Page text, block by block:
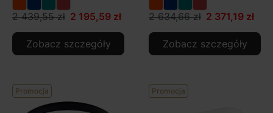
2 439,55 zł 2 195,59 zł
Zobacz szczegóły
2 634,66 zł 2 371,19 zł
Zobacz szczegóły
Promocja Promocja